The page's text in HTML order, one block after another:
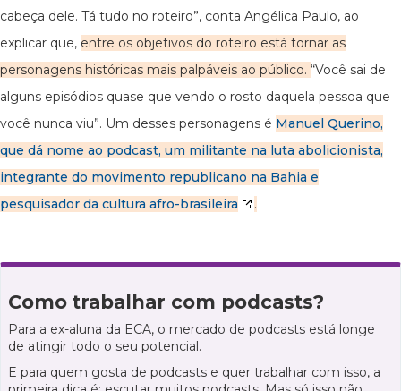
cabeça dele. Tá tudo no roteiro”, conta Angélica Paulo, ao
explicar que, entre os objetivos do roteiro está tornar as
personagens históricas mais palpáveis ao público. “Você sai de
alguns episódios quase que vendo o rosto daquela pessoa que
você nunca viu”. Um desses personagens é Manuel Querino,
que dá nome ao podcast, um militante na luta abolicionista,
integrante do movimento republicano na Bahia e
pesquisador da cultura afro-brasileira
.
Como trabalhar com podcasts?
Para a ex-aluna da ECA, o mercado de podcasts está longe
de atingir todo o seu potencial.
E para quem gosta de podcasts e quer trabalhar com isso, a